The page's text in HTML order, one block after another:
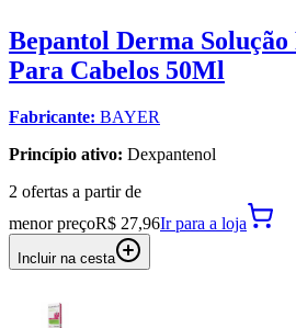
Bepantol Derma
Para Cabelos 50Ml
Fabricante: BAYER
Princípio ativo: Dexpantenol
2 ofertas a partir de
menor preçoR$ 27,96Ir para a loja
Incluir na cesta